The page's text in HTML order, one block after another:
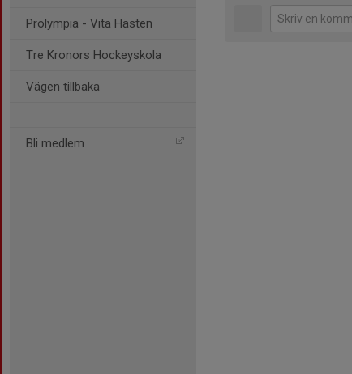
Prolympia - Vita Hästen
Tre Kronors Hockeyskola
Vägen tillbaka
Bli medlem